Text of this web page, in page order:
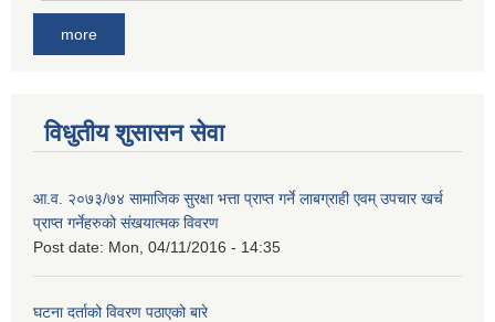
more
विधुतीय शुसासन सेवा
आ.व. २०७३/७४ सामाजिक सुरक्षा भत्ता प्राप्त गर्ने लाबग्राही एवम् उपचार खर्च
प्राप्त गर्नेहरुको संखयात्मक विवरण
Post date: Mon, 04/11/2016 - 14:35
घटना दर्ताको विवरण पठाएको बारे